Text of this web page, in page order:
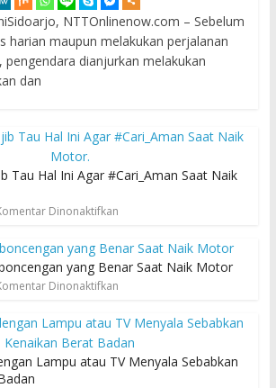
NTTOnlinenow.com – Sebelum
harian maupun melakukan perjalanan
pengendara dianjurkan melakukan
dan
Tau Hal Ini Agar #Cari_Aman Saat Naik
Dinonaktifkan
yang Benar Saat Naik Motor
Dinonaktifkan
Lampu atau TV Menyala Sebabkan